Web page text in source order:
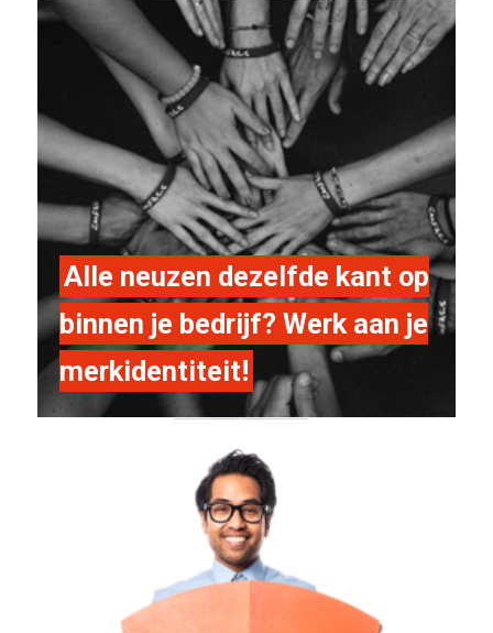
Alle neuzen dezelfde kant op
binnen je bedrijf? Werk aan je
merkidentiteit!